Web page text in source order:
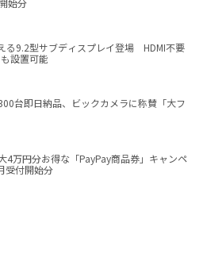
始分
る9.2型サブディスプレイ登場 HDMI不要
設置可能
台即日納品、ビックカメラに称賛「大フ
4万円分お得な「PayPay商品券」キャンペ
付開始分